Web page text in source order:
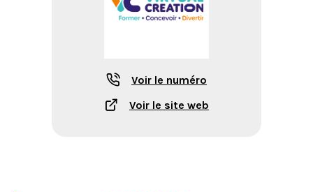
Voir le numéro
Voir le site web